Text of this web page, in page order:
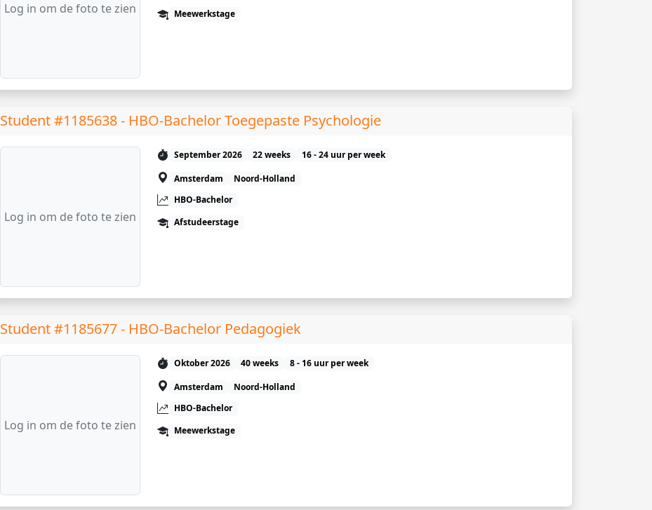
Log in om de foto te zien
Meewerkstage
Student #1185638 - HBO-Bachelor Toegepaste Psychologie
Log in om de foto te zien
September 2026 22 weeks
16 - 24 uur per week
Amsterdam
Noord-Holland
HBO-Bachelor
Afstudeerstage
Student #1185677 - HBO-Bachelor Pedagogiek
Log in om de foto te zien
Oktober 2026 40 weeks
8 - 16 uur per week
Amsterdam
Noord-Holland
HBO-Bachelor
Meewerkstage